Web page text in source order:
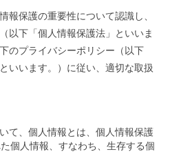
報保護の重要性について認識し、
以下「個人情報保護法」といいま
のプライバシーポリシー（以下
いいます。）に従い、適切な取扱
て、個人情報とは、個人情報保護
個人情報、すなわち、生存する個